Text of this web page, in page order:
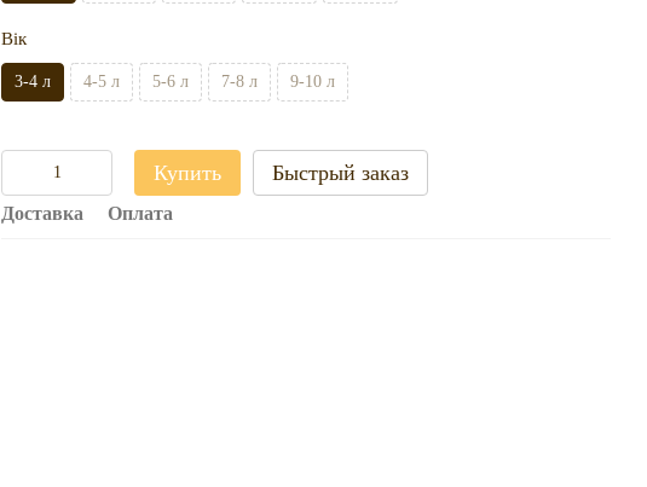
Вік
3-4 л 4-5 л 5-6 л 7-8 л 9-10 л
Купить Быстрый заказ
Доставка Оплата